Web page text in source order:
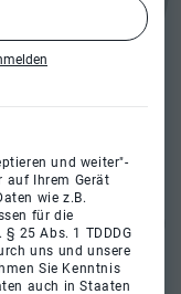
und weiter"-
auf Ihrem Gerät
wie z.B.
für die
25 Abs. 1 TDDDG
uns und unsere
Sie Kenntnis
auch in Staaten